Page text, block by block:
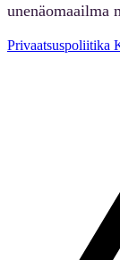
unenäomaailma
Privaatsuspoliitika